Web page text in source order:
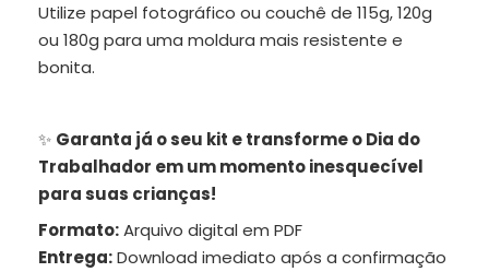
Utilize papel fotográfico ou couchê de 115g, 120g
ou 180g para uma moldura mais resistente e
bonita.
✨ Garanta já o seu kit e transforme o Dia do
Trabalhador em um momento inesquecível
para suas crianças!
Formato:Arquivo digital em PDF
Entrega:Download imediato após a confirmação